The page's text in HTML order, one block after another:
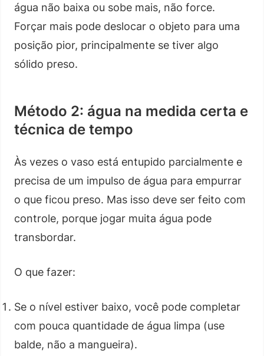
água não baixa ou sobe mais, não force.
Forçar mais pode deslocar o objeto para uma
posição pior, principalmente se tiver algo
sólido preso.
Método 2: água na medida certa e
técnica de tempo
Às vezes o vaso está entupido parcialmente e
precisa de um impulso de água para empurrar
o que ficou preso. Mas isso deve ser feito com
controle, porque jogar muita água pode
transbordar.
O que fazer:
Se o nível estiver baixo, você pode completar
com pouca quantidade de água limpa (use
balde, não a mangueira).